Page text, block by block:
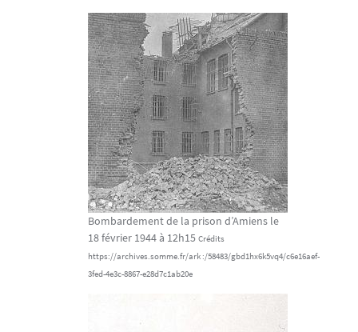
Bombardement de la prison d’Amiens le
18 février 1944 à 12h15 Crédits
https://archives.somme.fr/ark :/58483/gbd1hx6k5vq4/c6e16aef-
3fed-4e3c-8867-e28d7c1ab20e